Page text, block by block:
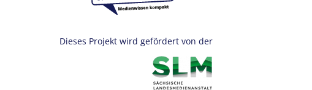
Dieses Projekt wird gefördert von der